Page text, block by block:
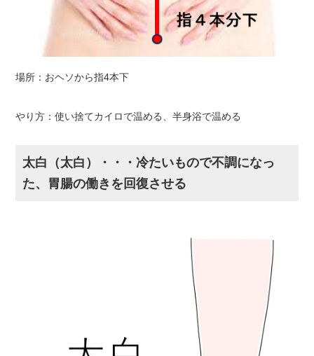
場所：おヘソから指4本下
やり方：使い捨てカイロで温める、半身浴で温める
太白（太白）・・・冷たいもので不調になっ
た、胃腸の働きを回復させる